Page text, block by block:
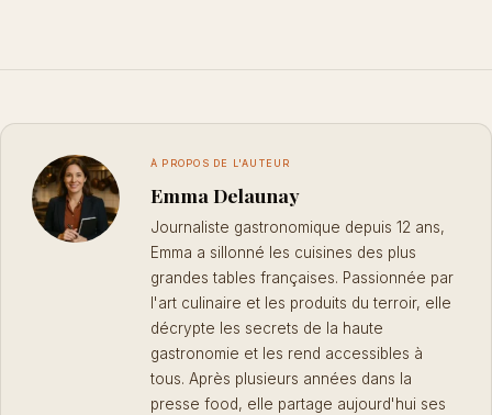
À PROPOS DE L'AUTEUR
Emma Delaunay
Journaliste gastronomique depuis 12 ans,
Emma a sillonné les cuisines des plus
grandes tables françaises. Passionnée par
l'art culinaire et les produits du terroir, elle
décrypte les secrets de la haute
gastronomie et les rend accessibles à
tous. Après plusieurs années dans la
presse food, elle partage aujourd'hui ses